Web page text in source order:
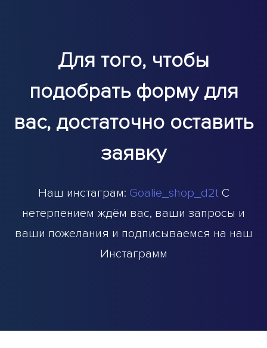
Для того, чтобы
подобрать форму для
вас, достаточно оставить
заявку
Наш инстаграм: Goalie_shop_d2tС
нетерпением ждём вас, ваши запросы и
ваши пожелания и подписываемся на наш
Инстаграмм